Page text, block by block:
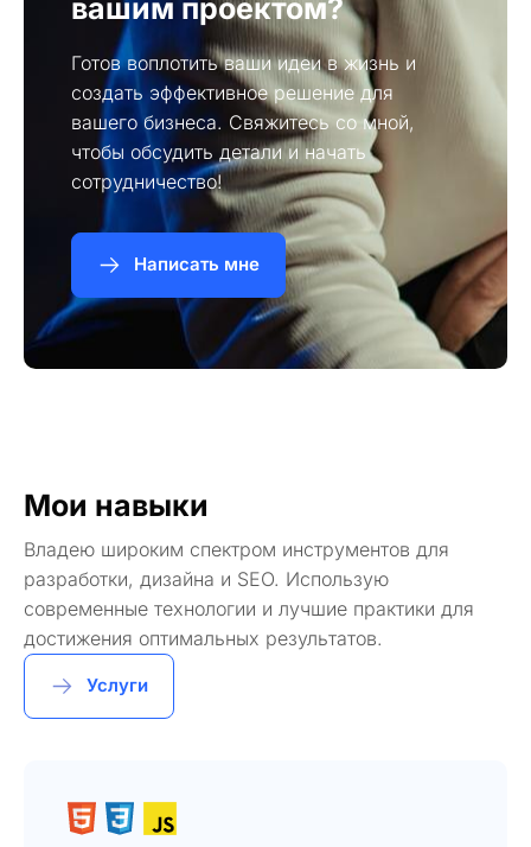
вашим проектом?
Готов воплотить ваши идеи в жизнь и
создать эффективное решение для
вашего бизнеса. Свяжитесь со мной,
чтобы обсудить детали и начать
сотрудничество!
Написать мне
Мои навыки
Владею широким спектром инструментов для
разработки, дизайна и SEO. Использую
современные технологии и лучшие практики для
достижения оптимальных результатов.
Услуги